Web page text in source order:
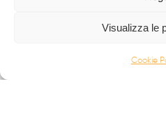
Visualizza le
Cookie
PORTONI D'AUTORE
COMPLEMENTI E ALTRO